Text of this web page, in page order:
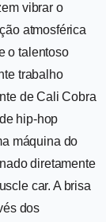
vibrar o
atmosférica
o talentoso
trabalho
de Cali Cobra
hip-hop
máquina do
diretamente
car. A brisa
dos